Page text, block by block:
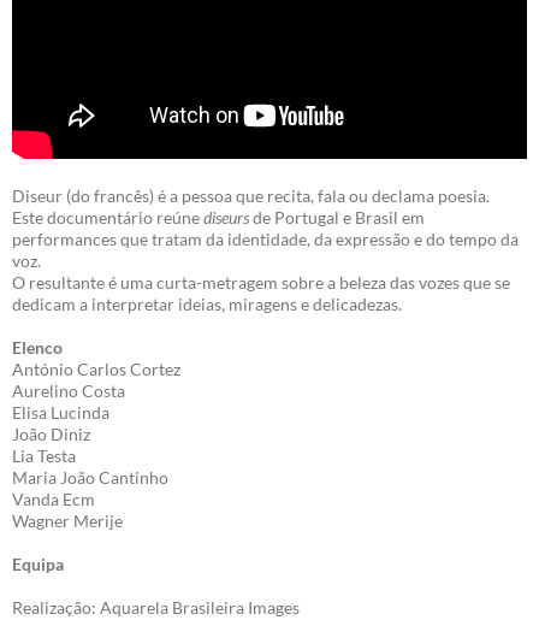
Diseur (do francês) é a pessoa que recita, fala ou declama poesia.
Este documentário reúnediseursde Portugal e Brasil em
performances que tratam da identidade, da expressão e do tempo da
voz.
O resultante é uma curta-metragem sobre a beleza das vozes que se
dedicam a interpretar ideias, miragens e delicadezas.
Elenco
António Carlos Cortez
Aurelino Costa
Elisa Lucinda
João Diniz
Lia Testa
Maria João Cantinho
Vanda Ecm
Wagner Merije
Equipa
Realização: Aquarela Brasileira Images